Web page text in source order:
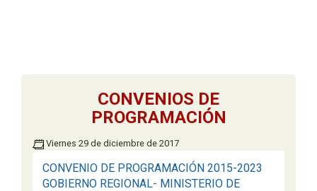
CONVENIOS DE
PROGRAMACIÓN
Viernes 29 de diciembre de 2017
CONVENIO DE PROGRAMACIÓN 2015-2023
GOBIERNO REGIONAL- MINISTERIO DE